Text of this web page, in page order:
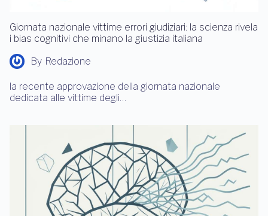
Giornata nazionale vittime errori giudiziari: la scienza rivela
i bias cognitivi che minano la giustizia italiana
By Redazione
la recente approvazione della giornata nazionale
dedicata alle vittime degli…